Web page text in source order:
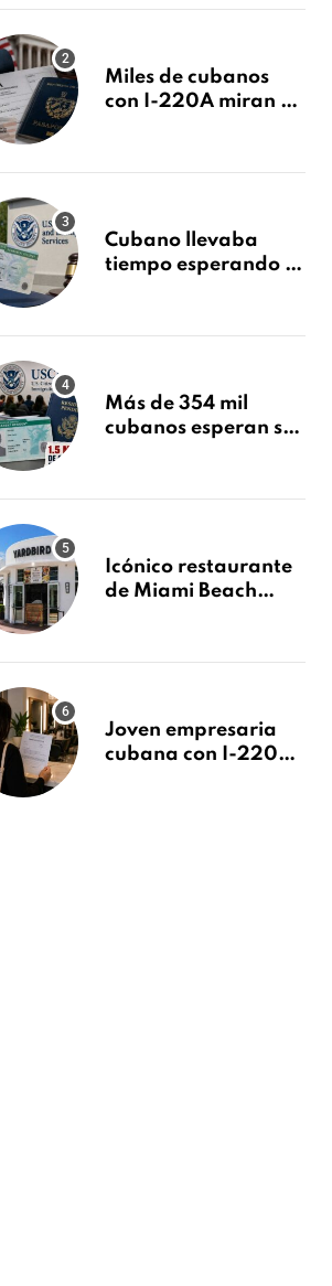
sin previo aviso
Miles de cubanos
con I-220A miran al
decidirse en una
Cubano llevaba
tiempo esperando su
tras Writ of
Más de 354 mil
cubanos esperan su
millones de
Icónico restaurante
de Miami Beach
después de 15 años
Joven empresaria
cubana con I-220A